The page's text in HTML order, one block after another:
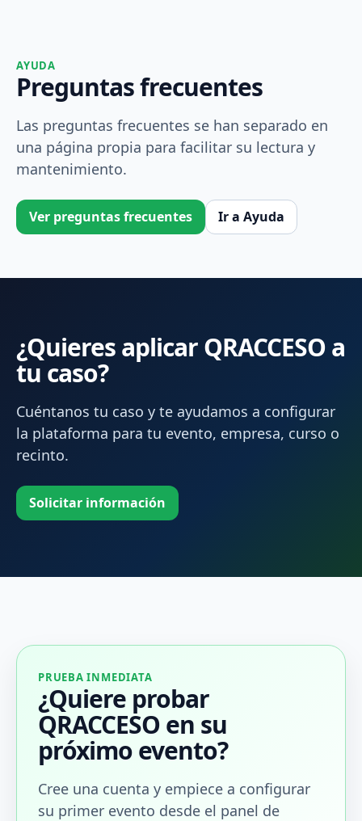
AYUDA
Preguntas frecuentes
Las preguntas frecuentes se han separado en
una página propia para facilitar su lectura y
mantenimiento.
Ver preguntas frecuentes Ir a Ayuda
¿Quieres aplicar QRACCESO a
tu caso?
Cuéntanos tu caso y te ayudamos a configurar
la plataforma para tu evento, empresa, curso o
recinto.
Solicitar información
PRUEBA INMEDIATA
¿Quiere probar
QRACCESO en su
próximo evento?
Cree una cuenta y empiece a configurar
su primer evento desde el panel de